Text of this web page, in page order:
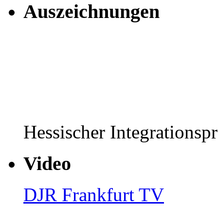
Auszeichnungen
Hessischer
Video
DJR Frankfurt TV